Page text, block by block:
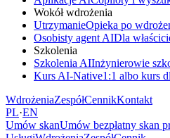
Wokół wdrożenia
UtrzymanieOpieka po
Osobisty agent AIDla
Szkolenia
Szkolenia AIInżynierowie
Kurs AI-Native1:1 albo kurs
WdrożeniaZespółCennikKontakt
PL·EN
Umów skanUmów bezpłatny skan